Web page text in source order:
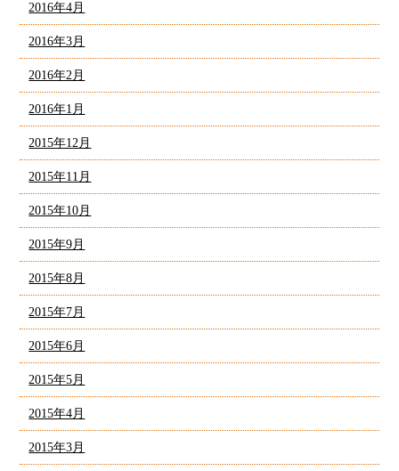
2016年4月
2016年3月
2016年2月
2016年1月
2015年12月
2015年11月
2015年10月
2015年9月
2015年8月
2015年7月
2015年6月
2015年5月
2015年4月
2015年3月